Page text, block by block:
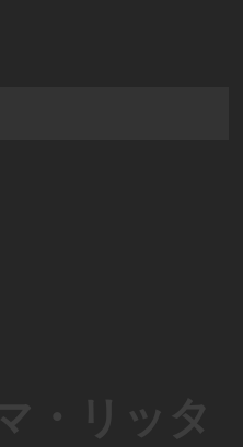
・リッタ